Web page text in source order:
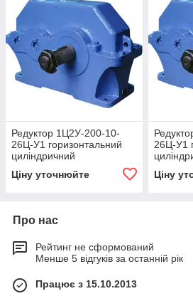
Редуктор 1Ц2У-200-10-
26Ц-У1 горизонтальний
циліндричний
Ціну уточнюйте
26Ц-У1
Ціну
Про нас
Рейтинг не сформований
Менше 5 відгуків за останній рік
Працює з 15.10.2013